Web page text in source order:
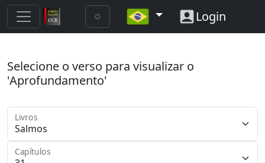
Login
Selecione o verso para visualizar o
'Aprofundamento'
Livros
Capítulos